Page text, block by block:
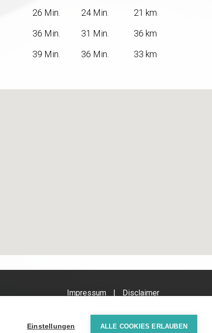
Einstellungen ALLE COOKIES ERLAUBEN
26 Min. 24 Min.
21 km
36 Min. 31 Min.
36 km
39 Min. 36 Min. 33 km
Impressum Disclaimer